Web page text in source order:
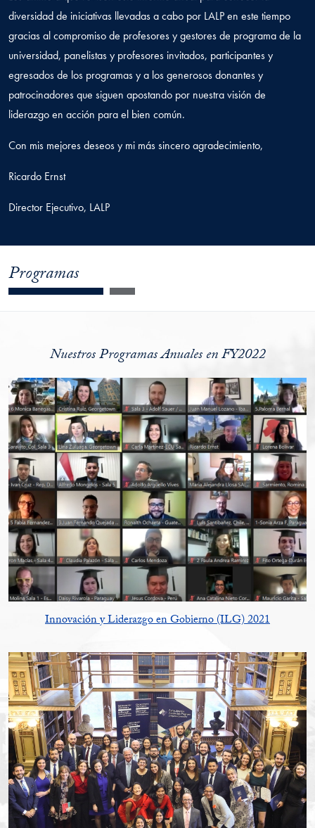
diversidad de iniciativas llevadas a cabo por LALP en este tiempo
gracias al compromiso de profesores y gestores de programa de la
universidad, panelistas y profesores invitados, participantes y
egresados de los programas y a los generosos donantes y
patrocinadores que siguen apostando por nuestra visión de
liderazgo en acción para el bien común.
Con mis mejores deseos y mi más sincero agradecimiento,
Ricardo Ernst
Director Ejecutivo, LALP
Programas
Nuestros Programas Anuales en FY2022
Innovación y Liderazgo en Gobierno (ILG) 2021